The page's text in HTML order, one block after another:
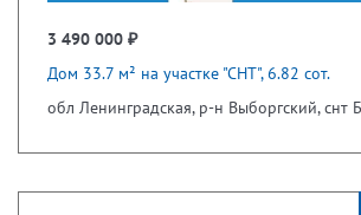
3 490 000 ₽
Дом 33.7 м² на участке "СНТ", 6.82 сот.
обл Ленинградская, р-н Выборгский, снт